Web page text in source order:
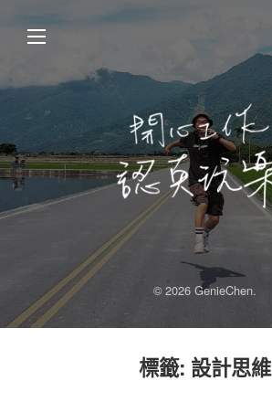
© 2026 GenieChen.
標籤: 設計思維